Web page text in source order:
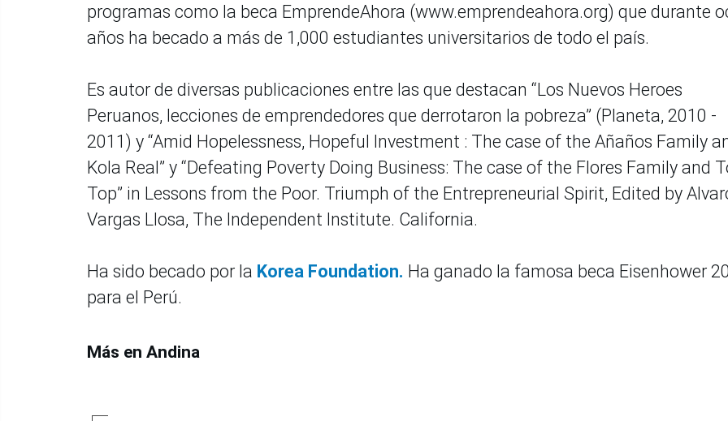
programas como la beca EmprendeAhora (www.emprendeahora.org) que durante
años ha becado a más de 1,000 estudiantes universitarios de todo el país.
Es autor de diversas publicaciones entre las que destacan “Los Nuevos Heroes
Peruanos, lecciones de emprendedores que derrotaron la pobreza” (Planeta, 2010 -
2011) y “Amid Hopelessness, Hopeful Investment : The case of the Añaños Family
Kola Real” y “Defeating Poverty Doing Business: The case of the Flores Family and
Top” in Lessons from the Poor. Triumph of the Entrepreneurial Spirit, Edited by
Vargas Llosa, The Independent Institute. California.
Ha sido becado por la Korea Foundation. Ha ganado la famosa beca Eisenhower
para el Perú.
Más en Andina